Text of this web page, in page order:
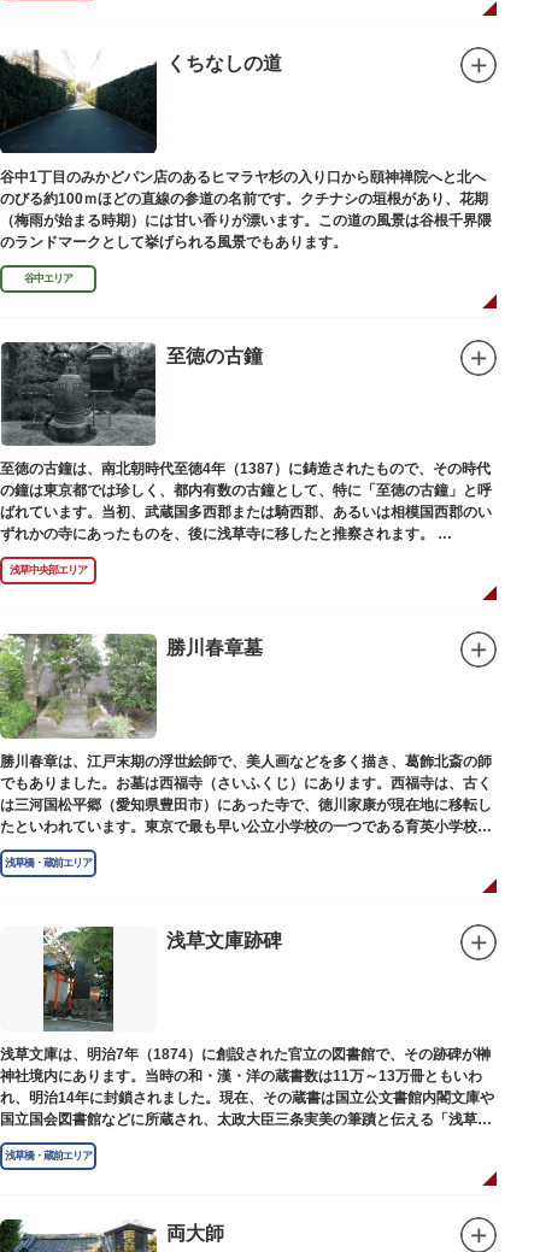
くちなしの道
谷中1丁目のみかどパン店のあるヒマラヤ杉の入り口から頤神禅院へと北へ
のびる約100ｍほどの直線の参道の名前です。クチナシの垣根があり、花期
（梅雨が始まる時期）には甘い香りが漂います。この道の風景は谷根千界隈
のランドマークとして挙げられる風景でもあります。
谷中エリア
至徳の古鐘
至徳の古鐘は、南北朝時代至徳4年（1387）に鋳造されたもので、その時代
の鐘は東京都では珍しく、都内有数の古鐘として、特に「至徳の古鐘」と呼
ばれています。当初、武蔵国多西郡または騎西郡、あるいは相模国西郡のい
ずれかの寺にあったものを、後に浅草寺に移したと推察されます。
現在は、五重塔北側の絵馬堂内に保管されています。絵馬堂は通常非公開と
なっていますが、不定期で行われる「伝法院庭園拝観と絵馬展」が開催され
浅草中央部エリア
勝川春章墓
勝川春章は、江戸末期の浮世絵師で、美人画などを多く描き、葛飾北斎の師
でもありました。お墓は西福寺（さいふくじ）にあります。西福寺は、古く
は三河国松平郷（愛知県豊田市）にあった寺で、徳川家康が現在地に移転し
たといわれています。東京で最も早い公立小学校の一つである育英小学校の
発祥の地としても知られています。
浅草橋・蔵前エリア
浅草文庫跡碑
浅草文庫は、明治7年（1874）に創設された官立の図書館で、その跡碑が榊
神社境内にあります。当時の和・漢・洋の蔵書数は11万～13万冊ともいわ
れ、明治14年に封鎖されました。現在、その蔵書は国立公文書館内閣文庫や
国立国会図書館などに所蔵され、太政大臣三条実美の筆蹟と伝える「浅草文
庫」の朱印が押されています。
浅草橋・蔵前エリア
両大師